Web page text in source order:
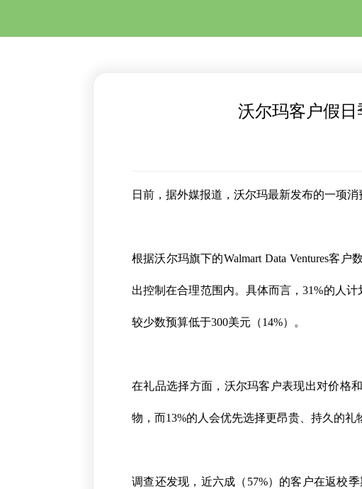
沃尔玛客户假
日前，据外媒报道，沃尔玛最新发布的一项
根据沃尔玛旗下的Walmart Data Ventures客
出控制在合理范围内。具体而言，31%的人计
较少数预算低于300美元（14%）。
在礼品选择方面，沃尔玛客户表现出对价格
物，而13%的人会优先选择更昂贵、持久的
调查还发现，近六成（57%）的客户在返校